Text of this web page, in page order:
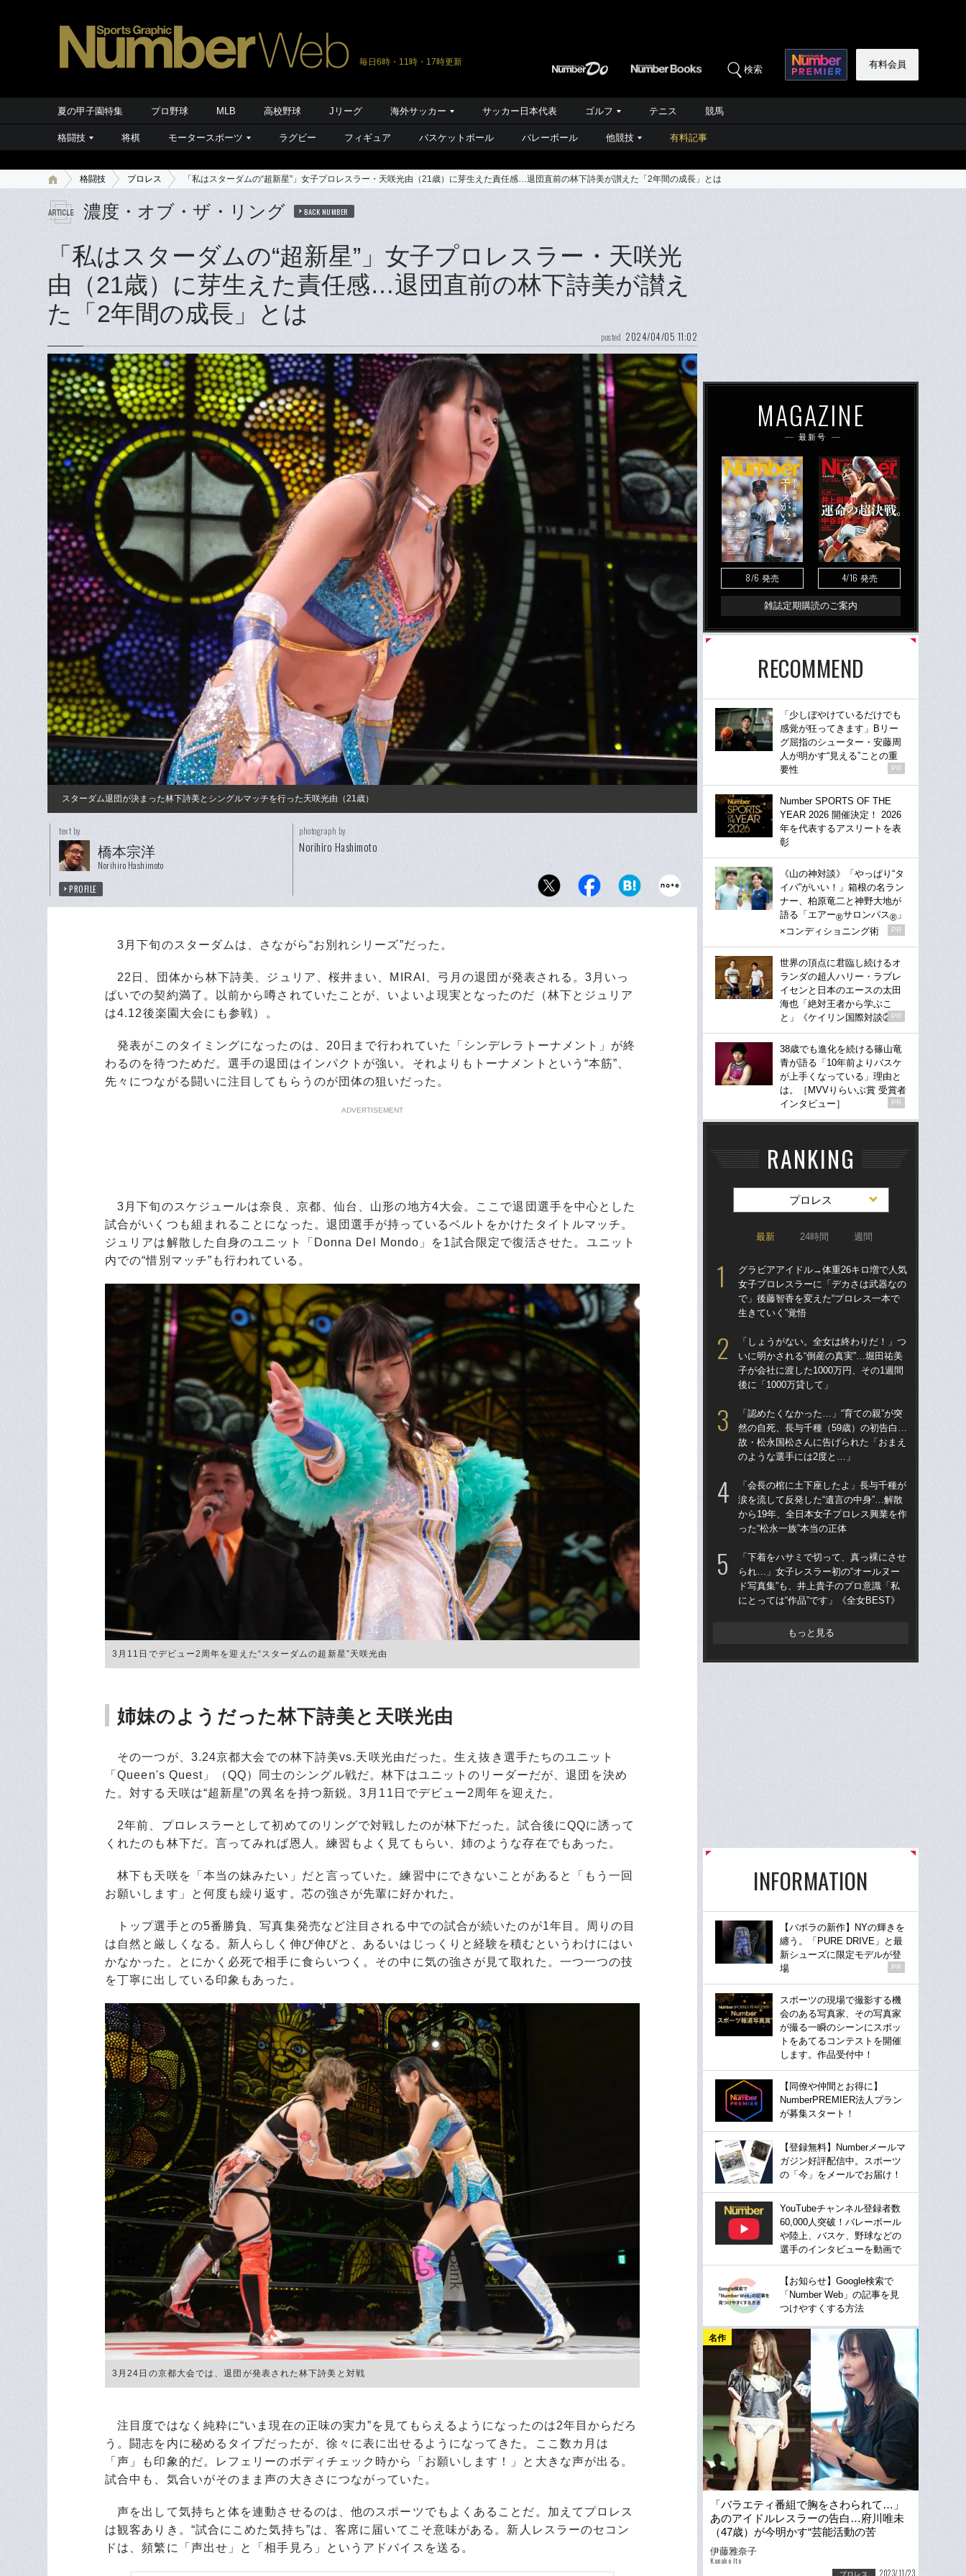
毎日6時・11時・17時更新
検索 有料会員
夏の甲子園特集 プロ野球 MLB 高校野球 Jリーグ 海外サッカー サッカー日本代表 ゴルフ テニス 競馬
格闘技 将棋 モータースポーツ ラグビー フィギュア バスケットボール バレーボール 他競技 有料記事
格闘技 プロレス 「私はスターダムの“超新星”」女子プロレスラー・天咲光由（21歳）に芽生えた責任感…退団直前の林下詩美が讃えた「2年間の成長」とは
濃度・オブ・ザ・リング BACK NUMBER
「私はスターダムの“超新星”」女子プロレスラー・天咲光
由（21歳）に芽生えた責任感…退団直前の林下詩美が讃え
た「2年間の成長」とは
posted 2024/04/05 11:02
スターダム退団が決まった林下詩美とシングルマッチを行った天咲光由（21歳）
text by
橋本宗洋
Norihiro Hashimoto
PROFILE
photograph by
Norihiro Hashimoto
3月下旬のスターダムは、さながら“お別れシリーズ”だった。
22日、団体から林下詩美、ジュリア、桜井まい、MIRAI、弓月の退団が発表される。3月いっ
ぱいでの契約満了。以前から噂されていたことが、いよいよ現実となったのだ（林下とジュリア
は4.12後楽園大会にも参戦）。
発表がこのタイミングになったのは、20日まで行われていた「シンデレラトーナメント」が終
わるのを待つためだ。選手の退団はインパクトが強い。それよりもトーナメントという“本筋”、
先々につながる闘いに注目してもらうのが団体の狙いだった。
ADVERTISEMENT
3月下旬のスケジュールは奈良、京都、仙台、山形の地方4大会。ここで退団選手を中心とした
試合がいくつも組まれることになった。退団選手が持っているベルトをかけたタイトルマッチ。
ジュリアは解散した自身のユニット「Donna Del Mondo」を1試合限定で復活させた。ユニット
内での“惜別マッチ”も行われている。
3月11日でデビュー2周年を迎えた“スターダムの超新星”天咲光由
姉妹のようだった林下詩美と天咲光由
その一つが、3.24京都大会での林下詩美vs.天咲光由だった。生え抜き選手たちのユニット
「Queen's Quest」（QQ）同士のシングル戦だ。林下はユニットのリーダーだが、退団を決め
た。対する天咲は“超新星”の異名を持つ新鋭。3月11日でデビュー2周年を迎えた。
2年前、プロレスラーとして初めてのリングで対戦したのが林下だった。試合後にQQに誘って
くれたのも林下だ。言ってみれば恩人。練習もよく見てもらい、姉のような存在でもあった。
林下も天咲を「本当の妹みたい」だと言っていた。練習中にできないことがあると「もう一回
お願いします」と何度も繰り返す。芯の強さが先輩に好かれた。
トップ選手との5番勝負、写真集発売など注目される中での試合が続いたのが1年目。周りの目
は自然と厳しくなる。新人らしく伸び伸びと、あるいはじっくりと経験を積むというわけにはい
かなかった。とにかく必死で相手に食らいつく。その中に気の強さが見て取れた。一つ一つの技
を丁寧に出している印象もあった。
3月24日の京都大会では、退団が発表された林下詩美と対戦
注目度ではなく純粋に“いま現在の正味の実力”を見てもらえるようになったのは2年目からだろ
う。闘志を内に秘めるタイプだったが、徐々に表に出せるようになってきた。ここ数カ月は
「声」も印象的だ。レフェリーのボディチェック時から「お願いします！」と大きな声が出る。
試合中も、気合いがそのまま声の大きさにつながっていた。
声を出して気持ちと体を連動させるのは、他のスポーツでもよくあることだ。加えてプロレス
は観客ありき。“試合にこめた気持ち”は、客席に届いてこそ意味がある。新人レスラーのセコン
ドは、頻繁に「声出せ」と「相手見ろ」というアドバイスを送る。
MAGAZINE
最新号
8/6 発売 4/16 発売
雑誌定期購読のご案内
RECOMMEND
「少しぼやけているだけでも
感覚が狂ってきます」Bリー
グ屈指のシューター・安藤周
人が明かす“見える”ことの重
要性
PR
Number SPORTS OF THE
YEAR 2026 開催決定！ 2026
年を代表するアスリートを表
彰
《山の神対談》「やっぱり“タ
イパ”がいい！」箱根の名ラン
ナー、柏原竜二と神野大地が
語る「エアー®サロンパス® 」
×コンディショニング術
PR
世界の頂点に君臨し続けるオ
ランダの超人ハリー・ラブレ
イセンと日本のエースの太田
海也「絶対王者から学ぶこ
と」《ケイリン国際対談②》
PR
38歳でも進化を続ける篠山竜
青が語る「10年前よりバスケ
が上手くなっている」理由と
は。［MVVりらいぶ賞 受賞者
インタビュー］
PR
RANKING
プロレス
最新 24時間 週間
グラビアアイドル→体重26キロ増で人気
女子プロレスラーに「デカさは武器なの
で」後藤智香を変えた“プロレス一本で
生きていく”覚悟
「しょうがない。全女は終わりだ！」つ
いに明かされる“倒産の真実”…堀田祐美
子が会社に渡した1000万円、その1週間
後に「1000万貸して」
「認めたくなかった…」“育ての親”が突
然の自死、長与千種（59歳）の初告白…
故・松永国松さんに告げられた「おまえ
のような選手には2度と…」
「会長の棺に土下座したよ」長与千種が
涙を流して反発した“遺言の中身”…解散
から19年、全日本女子プロレス興業を作
った“松永一族”本当の正体
「下着をハサミで切って、真っ裸にさせ
られ…」女子レスラー初の“オールヌー
ド写真集”も、井上貴子のプロ意識「私
にとっては“作品”です」《全女BEST》
もっと見る
INFORMATION
【バボラの新作】NYの輝きを
纏う。「PURE DRIVE」と最
新シューズに限定モデルが登
場
PR
スポーツの現場で撮影する機
会のある写真家、その写真家
が撮る一瞬のシーンにスポッ
トをあてるコンテストを開催
します。作品受付中！
【同僚や仲間とお得に】
NumberPREMIER法人プラン
が募集スタート！
【登録無料】Numberメールマ
ガジン好評配信中。スポーツ
の「今」をメールでお届け！
YouTubeチャンネル登録者数
60,000人突破！バレーボール
や陸上、バスケ、野球などの
選手のインタビューを動画で
【お知らせ】Google検索で
「Number Web」の記事を見
つけやすくする方法
名作
「バラエティ番組で胸をさわられて…」
あのアイドルレスラーの告白…府川唯未
（47歳）が今明かす“芸能活動の苦
悩”「昔の映像を観ると…」
伊藤雅奈子
Kanako Ito
プロレス 2023/11/23